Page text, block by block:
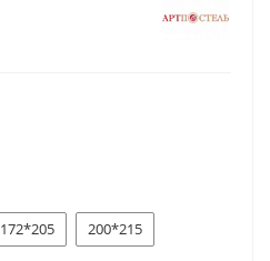
172*205 200*215